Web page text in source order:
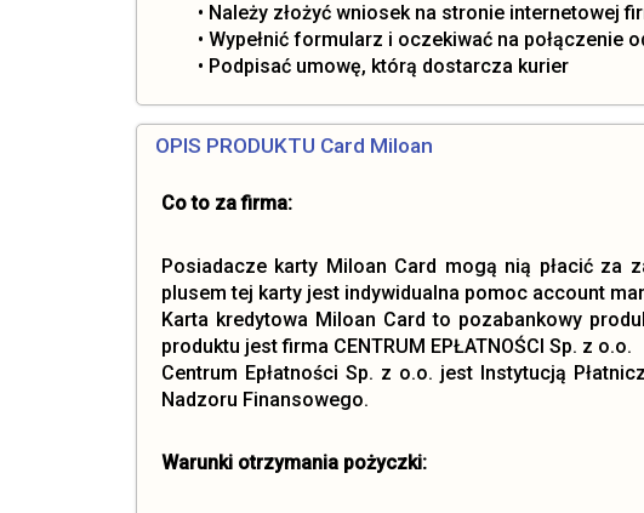
• Należy złożyć wniosek na stronie internetowej
• Wypełnić formularz i oczekiwać na połączenie
• Podpisać umowę, którą dostarcza kurier
OPIS PRODUKTU Card Miloan
Co to za firma:
Posiadacze karty Miloan Card mogą nią płacić za
plusem tej karty jest indywidualna pomoc account
Karta kredytowa Miloan Card to pozabankowy
produktu jest firma CENTRUM EPŁATNOŚCI Sp. z o.o.
Centrum Epłatności Sp. z o.o. jest Instytucją
Nadzoru Finansowego.
Warunki otrzymania pożyczki: